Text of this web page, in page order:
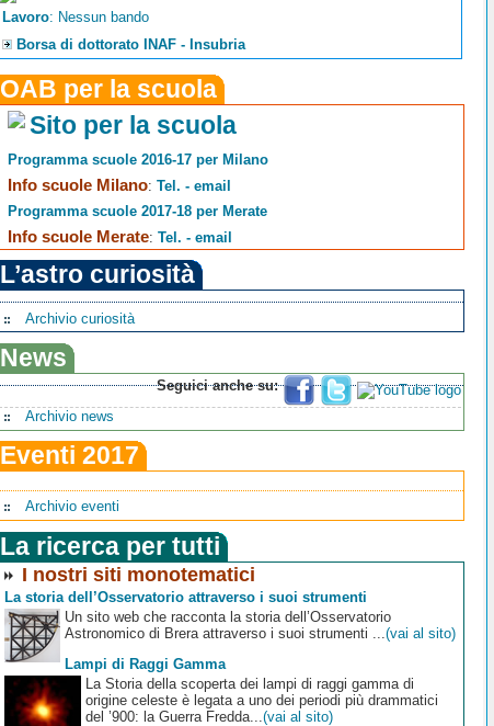
Lavoro: Nessun bando
Borsa di dottorato INAF - Insubria
OAB per la scuola
Sito per la scuola
Programma scuole 2016-17 per Milano
Info scuole Milano:Tel. - email
Programma scuole 2017-18 per Merate
Info scuole Merate:Tel. - email
L’astro curiosità
Archivio curiosità
News
Seguici anche su:
Archivio news
Eventi 2017
Archivio eventi
La ricerca per tutti
I nostri siti monotematici
La storia dell’Osservatorio attraverso i suoi strumenti
Un sito web che racconta la storia dell’Osservatorio
Astronomico di Brera attraverso i suoi strumenti ...(vai al sito)
Lampi di Raggi Gamma
La Storia della scoperta dei lampi di raggi gamma di
origine celeste è legata a uno dei periodi più drammatici
del ’900: la Guerra Fredda... (vai al sito)